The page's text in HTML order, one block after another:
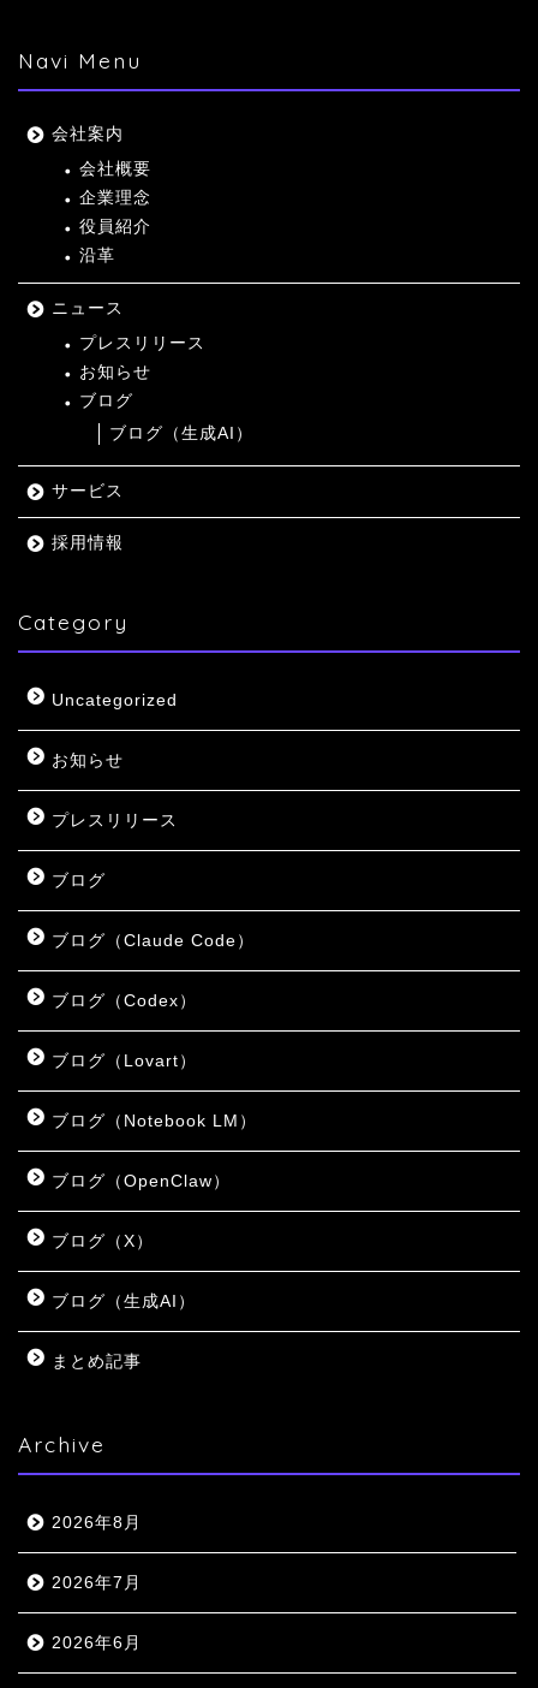
Navi Menu
会社案内
会社概要
企業理念
役員紹介
沿革
ニュース
プレスリリース
お知らせ
ブログ
ブログ（生成AI）
サービス
採用情報
Category
Uncategorized
お知らせ
プレスリリース
ブログ
ブログ（Claude Code）
ブログ（Codex）
ブログ（Lovart）
ブログ（Notebook LM）
ブログ（OpenClaw）
ブログ（X）
ブログ（生成AI）
まとめ記事
Archive
2026年8月
2026年7月
2026年6月